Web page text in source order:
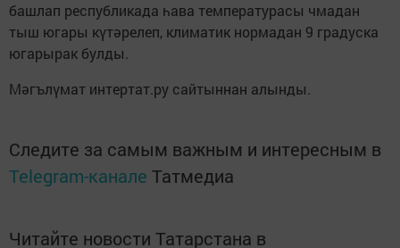
башлап республикада һава температурасы чмадан
тыш югары күтәрелеп, климатик нормадан 9 градуска
югарырак булды.
Мәгълүмат интертат.ру сайтыннан алынды.
Следите за самым важным и интересным в
Telegram-канале Татмедиа
Читайте новости Татарстана в